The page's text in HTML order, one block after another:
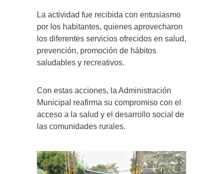
La actividad fue recibida con entusiasmo
por los habitantes, quienes aprovecharon
los diferentes servicios ofrecidos en salud,
prevención, promoción de hábitos
saludables y recreativos.
Con estas acciones, la Administración
Municipal reafirma su compromiso con el
acceso a la salud y el desarrollo social de
las comunidades rurales.